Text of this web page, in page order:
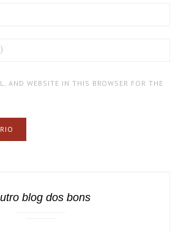
AND WEBSITE IN THIS BROWSER FOR THE
blog dos bons